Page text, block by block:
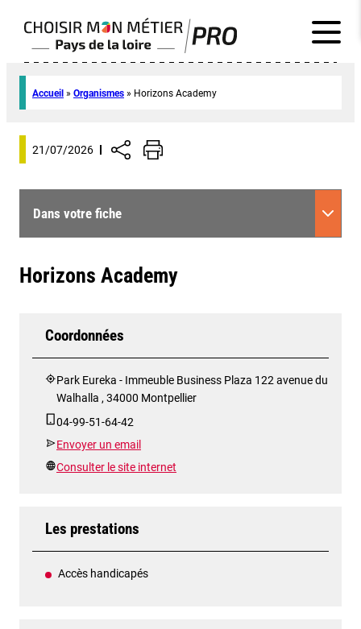
Accueil » Organismes » Horizons Academy
21/07/2026
Dans votre fiche
Horizons Academy
Coordonnées
Park Eureka - Immeuble Business Plaza 122 avenue du
Walhalla , 34000 Montpellier
04-99-51-64-42
Envoyer un email
Consulter le site internet
Les prestations
Accès handicapés